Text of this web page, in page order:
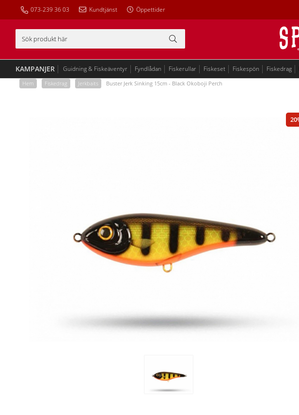
073-239 36 03 Kundtjänst Öppettider
Guidning & Fiskeäventyr Fyndlådan Fiskerullar Fiskeset Fiskespön Fiskedrag
KAMPANJER
Hem Fiskedrag Jerkbaits Buster Jerk Sinking 15cm - Black Okoboji Perch
20